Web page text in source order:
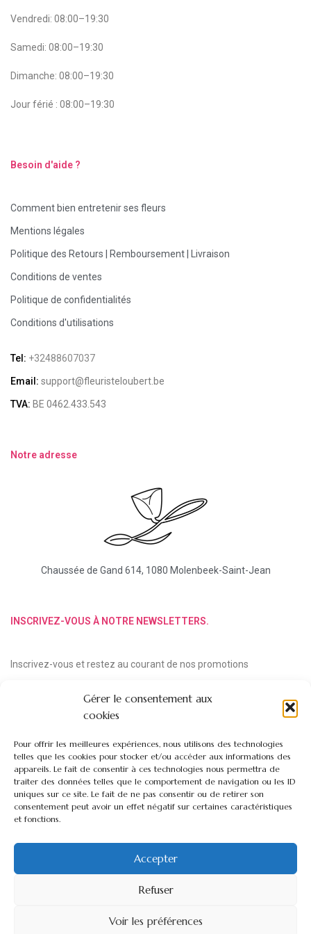
Gérer le consentement aux
cookies
Pour offrir les meilleures expériences, nous utilisons des technologies
telles que les cookies pour stocker et/ou accéder aux informations des
appareils. Le fait de consentir à ces technologies nous permettra de
traiter des données telles que le comportement de navigation ou les ID
uniques sur ce site. Le fait de ne pas consentir ou de retirer son
consentement peut avoir un effet négatif sur certaines caractéristiques
et fonctions.
Accepter
Refuser
Voir les préférences
Vendredi: 08:00–19:30
Samedi: 08:00–19:30
Dimanche: 08:00–19:30
Jour férié : 08:00–19:30
Besoin d'aide ?
Comment bien entretenir ses fleurs
Mentions légales
Politique des Retours | Remboursement | Livraison
Conditions de ventes
Politique de confidentialités
Conditions d'utilisations
Tel: +32488607037
Email: support@fleuristeloubert.be
TVA: BE 0462.433.543
Notre adresse
Chaussée de Gand 614, 1080 Molenbeek-Saint-Jean
INSCRIVEZ-VOUS À NOTRE NEWSLETTERS.
Inscrivez-vous et restez au courant de nos promotions
Copyright © 2024 Fleuriste Loubert